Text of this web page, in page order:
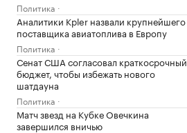
Политика
Аналитики Kpler назвали крупнейшего
поставщика авиатоплива в Европу
Политика
Сенат США согласовал краткосрочный
бюджет, чтобы избежать нового
шатдауна
Политика
Матч звезд на Кубке Овечкина
завершился вничью